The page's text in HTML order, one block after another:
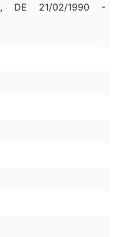
, DE 21/02/1990 -